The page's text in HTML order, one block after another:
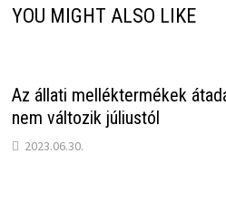
YOU MIGHT ALSO LIKE
Az állati melléktermékek
nem változik júliustól
2023.06.30.